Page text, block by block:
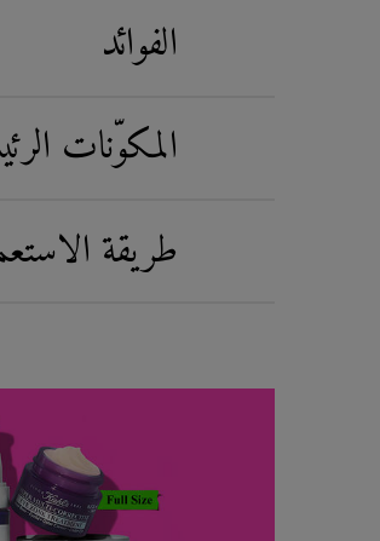
الفوائد
المكوّنات
طريقة